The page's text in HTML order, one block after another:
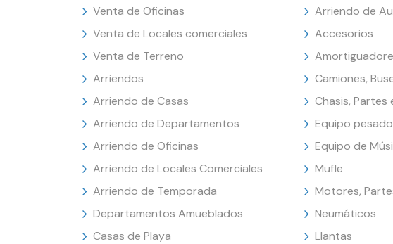
Venta de Oficinas
Venta de Locales comerciales
Venta de Terreno
Arriendos
Arriendo de Casas
Arriendo de Departamentos
Arriendo de Oficinas
Arriendo de Locales Comerciales
Arriendo de Temporada
Departamentos Amueblados
Casas de Playa
Arriendo de
Accesorios
Camiones,
Chasis, Partes
Equipo
Equipo de
Mufle
Motores,
Neumáticos
Llantas